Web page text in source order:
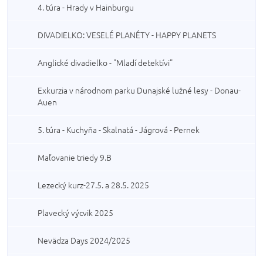
4. túra - Hrady v Hainburgu
DIVADIELKO: VESELÉ PLANÉTY - HAPPY PLANETS
Anglické divadielko - "Mladí detektívi"
Exkurzia v národnom parku Dunajské lužné lesy - Donau-
Auen
5. túra - Kuchyňa - Skalnatá - Jágrová - Pernek
Maľovanie triedy 9.B
Lezecký kurz-27.5. a 28.5. 2025
Plavecký výcvik 2025
Nevädza Days 2024/2025